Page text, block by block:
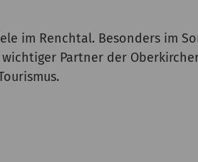
im Renchtal. Besonders im
Partner der